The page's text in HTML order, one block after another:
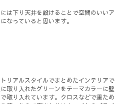
は下り天井を設けることで空間のいいア
なっていると思います。
リアルスタイルでまとめたインテリアで
取り入れたグリーンをテーマカラーに壁
取り入れています。クロスなどで重ため